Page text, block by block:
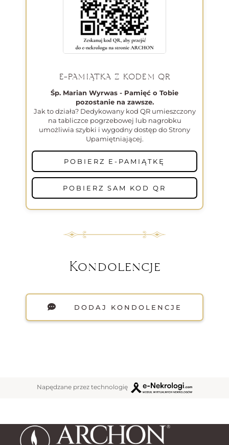
E-PAMIĄTKA Z KODEM QR
Śp. Marian Wyrwas - Pamięć o Tobie
pozostanie na zawsze.
Jak to działa? Dedykowany kod QR umieszczony
na tabliczce pogrzebowej lub nagrobku
umożliwia szybki i wygodny dostęp do Strony
Upamiętniającej.
POBIERZ E-PAMIĄTKĘ
POBIERZ SAM KOD QR
Kondolencje
DODAJ KONDOLENCJE
Napędzane przez technologię